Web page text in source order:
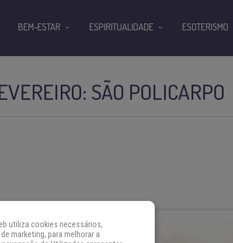
SÃO POLICARPO
BEM-ESTAR ESPIRITUALIDADE ESOTERISMO
utiliza cookies necessários,
marketing, para melhorar a